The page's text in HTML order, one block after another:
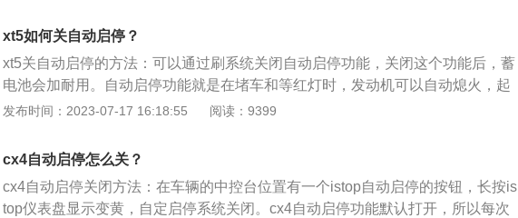
火，立即又可以踩油门起步，整个过程都处于D挡状态。凯迪拉克XT5全系都配
备了START/STOP智能启停功能。它可以在车辆行驶过程中临时停车（例如等红
灯）的时候，自动熄火。当需要继续前进的时候，系统自动重启发动机的一套系
统。
xt5如何关自动启停？
xt5关自动启停的方法：可以通过刷系统关闭自动启停功能，关闭这个功能后，蓄
电池会加耐用。自动启停功能就是在堵车和等红灯时，发动机可以自动熄火，起
步时再点火，减少不必要的燃油消耗，降低排放。自动启停功能在一定程度上还
开刹车或是踩到油门发动机也不会重新启动。凯迪克拉xt5是一款中型豪华SUV
车，车身长宽高分别为4812mm、1903mm、1680mm，轴距2857mm，后备箱容
积是584升。
发布时间：2023-07-17 16:18:55 阅读：9399
cx4自动启停怎么关？
cx4自动启停关闭方法：在车辆的中控台位置有一个istop自动启停的按钮，长按is
top仪表盘显示变黄，自定启停系统关闭。cx4自动启停功能默认打开，所以每次